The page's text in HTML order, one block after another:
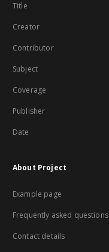
Title
Creator
Contributor
Subject
Coverage
Publisher
Date
About Project
Example page
Frequently asked questions
Contact details